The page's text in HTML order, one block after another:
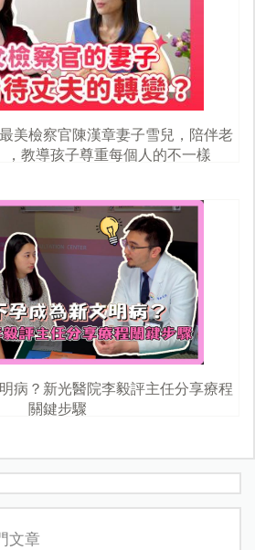
美檢察官陳漢章妻子雪兒，陪伴老
，教導孩子尊重每個人的不一樣
病？新光醫院李毅評主任分享療程
關鍵步驟
文章